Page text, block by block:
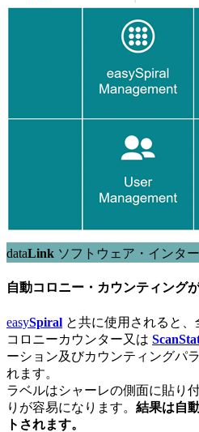
dataLink ソフトウェア・インタ
自動コロニー・カウンティング
easySpiral と共に使用されると
コロニーカウンター又は
ーション及びカウンティングパ
れます。
ラベルはシャーレの側面に貼り
りが容易になります。 結果は自
トされます。